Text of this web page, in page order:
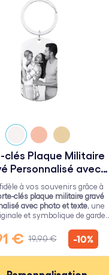
clés Plaque Militaire
Personnalisé avec
Photo et Texte
à vos souvenirs grâce à
clés plaque militaire gravé
avec photo et texte, une
et symbolique de garder
€ 19,90 € -10%